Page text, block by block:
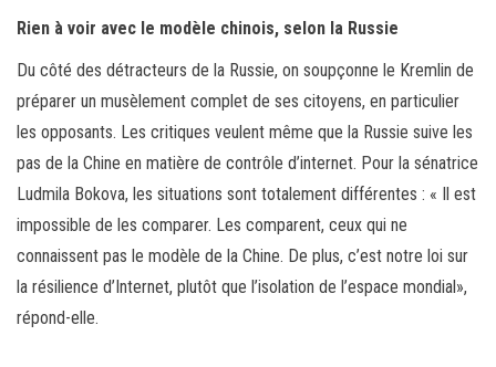
Rien à voir avec le modèle chinois, selon la Russie
Du côté des détracteurs de la Russie, on soupçonne le Kremlin de
préparer un musèlement complet de ses citoyens, en particulier
les opposants. Les critiques veulent même que la Russie suive les
pas de la Chine en matière de contrôle d’internet. Pour la sénatrice
Ludmila Bokova, les situations sont totalement différentes : « Il est
impossible de les comparer. Les comparent, ceux qui ne
connaissent pas le modèle de la Chine. De plus, c’est notre loi sur
la résilience d’Internet, plutôt que l’isolation de l’espace mondial»,
répond-elle.